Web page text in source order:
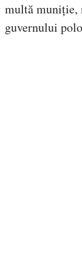
multă muniție,
guvernului